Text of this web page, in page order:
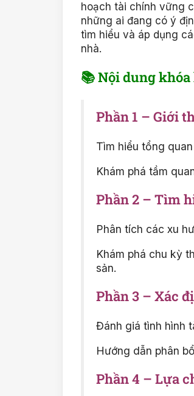
hoạch tài chính vững
những ai đang có ý
tìm hiểu và áp dụng
nhà.
📚 Nội dung khóa
Phần 1 – Giới
Tìm hiểu tổng
Khám phá tầm
Phần 2 – Tìm
Phân tích các xu
Khám phá chu kỳ
sản.
Phần 3 – Xác
Đánh giá tình hình
Hướng dẫn phân
Phần 4 – Lựa